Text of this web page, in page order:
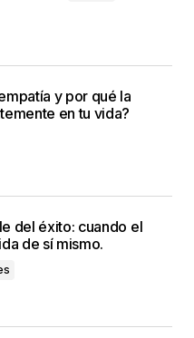
y por qué la
en tu vida?
del éxito: cuando el
de sí mismo.